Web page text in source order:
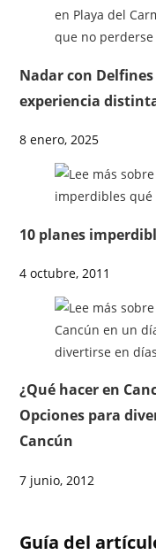
Nadar con
experiencia
8 enero, 2025
10 planes
4 octubre, 2011
¿Qué hacer en
Opciones para
Cancún
7 junio, 2012
Guía del